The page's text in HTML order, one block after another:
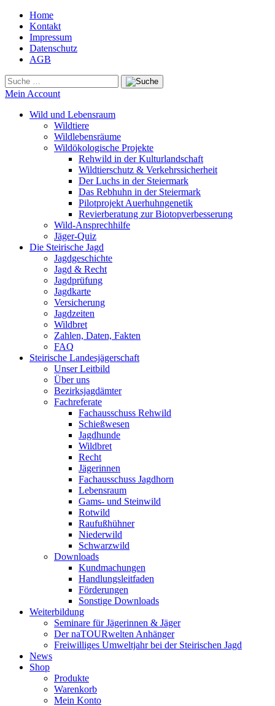
Home
Kontakt
Impressum
Datenschutz
AGB
Mein Account
Wild und Lebensraum
Wildtiere
Wildlebensräume
Wildökologische Projekte
Rehwild in der Kulturlandschaft
Wildtierschutz & Verkehrssicherheit
Der Luchs in der Steiermark
Das Rebhuhn in der Steiermark
Pilotprojekt Auerhuhngenetik
Revierberatung zur Biotopverbesserung
Wild-Ansprechhilfe
Jäger-Quiz
Die Steirische Jagd
Jagdgeschichte
Jagd & Recht
Jagdprüfung
Jagdkarte
Versicherung
Jagdzeiten
Wildbret
Zahlen, Daten, Fakten
FAQ
Steirische Landesjägerschaft
Unser Leitbild
Über uns
Bezirksjagdämter
Fachreferate
Fachausschuss Rehwild
Schießwesen
Jagdhunde
Wildbret
Recht
Jägerinnen
Fachausschuss Jagdhorn
Lebensraum
Gams- und Steinwild
Rotwild
Raufußhühner
Niederwild
Schwarzwild
Downloads
Kundmachungen
Handlungsleitfaden
Förderungen
Sonstige Downloads
Weiterbildung
Seminare für Jägerinnen & Jäger
Der naTOURwelten Anhänger
Freiwilliges Umweltjahr bei der Steirischen Jagd
News
Shop
Produkte
Warenkorb
Mein Konto